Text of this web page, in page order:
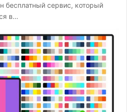
бесплатный сервис, который
в…